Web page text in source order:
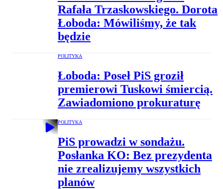
Rafała Trzaskowskiego. Dorota
Łoboda: Mówiliśmy, że tak
będzie
POLITYKA
Łoboda: Poseł PiS groził
premierowi Tuskowi śmiercią.
Zawiadomiono prokuraturę
POLITYKA
PiS prowadzi w sondażu.
Posłanka KO: Bez prezydenta
nie zrealizujemy wszystkich
planów